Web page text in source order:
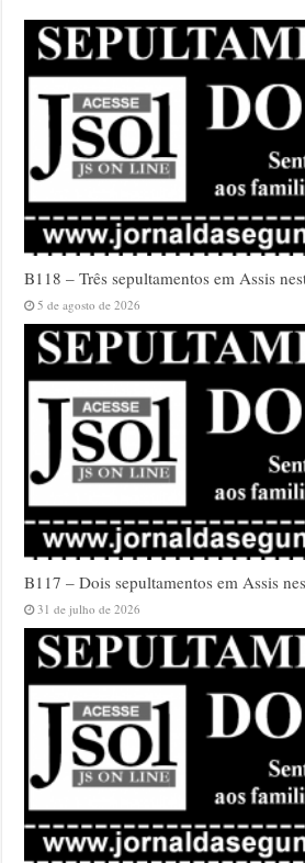
B118 – Três sepultamentos em Assis
5 de agosto de 2026
B117 – Dois sepultamentos em Assis
31 de julho de 2026